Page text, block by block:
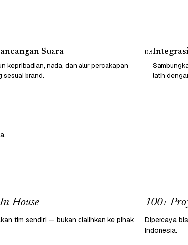
Suara
kepribadian, nada, dan alur percakapan
sesuai brand.
03
latih
House
tim sendiri — bukan dialihkan ke pihak
100+
Dipercaya
Indonesia.